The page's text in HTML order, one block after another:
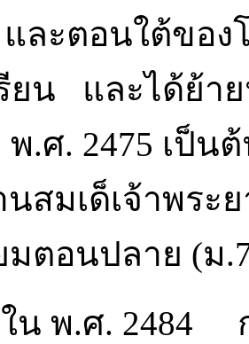
และตอนใต้ขอ
รียน และได้ย้
ศ. 2475 เป็น
สมเด็เจ้าพร
ตอนปลาย (ม
2484 กระ